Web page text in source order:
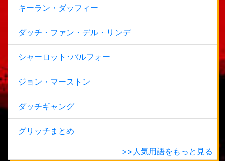
キーラン・ダッフィー
ダッチ・ファン・デル・リンデ
シャーロット･バルフォー
ジョン・マーストン
ダッチギャング
グリッチまとめ
>>人気用語をもっと見る